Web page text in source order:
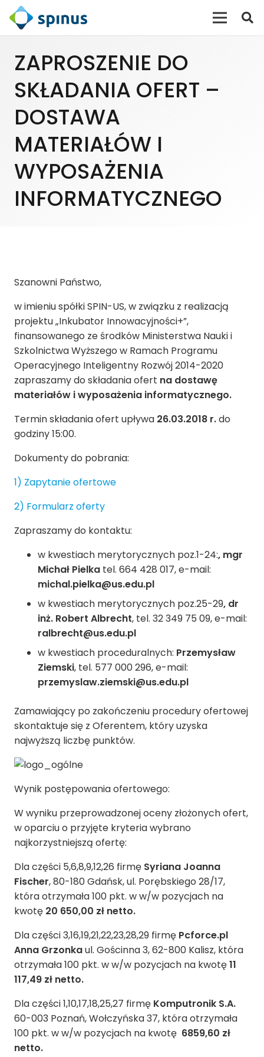
ZAPROSZENIE DO
SKŁADANIA OFERT –
DOSTAWA
MATERIAŁÓW I
WYPOSAŻENIA
INFORMATYCZNEGO
Szanowni Państwo,
w imieniu spółki SPIN-US, w związku z realizacją
projektu „Inkubator Innowacyjności+”,
finansowanego ze środków Ministerstwa Nauki i
Szkolnictwa Wyższego w Ramach Programu
Operacyjnego Inteligentny Rozwój 2014-2020
zapraszamy do składania ofert na dostawę
materiałów i wyposażenia informatycznego.
Termin składania ofert upływa 26.03.2018 r.do
godziny 15:00.
Dokumenty do pobrania:
1) Zapytanie ofertowe
2) Formularz oferty
Zapraszamy do kontaktu:
w kwestiach merytorycznych poz.1-24:, mgr
Michał Pielka tel. 664 428 017, e-mail:
michal.pielka@us.edu.pl
w kwestiach merytorycznych poz.25-29, dr
inż. Robert Albrecht, tel. 32 349 75 09, e-mail:
ralbrecht@us.edu.pl
w kwestiach proceduralnych: Przemysław
Ziemski, tel. 577 000 296, e-mail:
przemyslaw.ziemski@us.edu.pl
Zamawiający po zakończeniu procedury ofertowej
skontaktuje się z Oferentem, który uzyska
najwyższą liczbę punktów.
Wynik postępowania ofertowego:
W wyniku przeprowadzonej oceny złożonych ofert,
w oparciu o przyjęte kryteria wybrano
najkorzystniejszą ofertę:
Dla części 5,6,8,9,12,26 firmę Syriana Joanna
Fischer, 80-180 Gdańsk, ul. Porębskiego 28/17,
która otrzymała 100 pkt. w w/w pozycjach na
kwotę 20 650,00 zł netto.
Dla części 3,16,19,21,22,23,28,29 firmę Pcforce.pl
Anna Grzonkaul. Gościnna 3, 62-800 Kalisz, która
otrzymała 100 pkt. w w/w pozycjach na kwotę11
117,49 zł netto.
Dla części 1,10,17,18,25,27 firmę Komputronik S.A.
60-003 Poznań, Wołczyńska 37, która otrzymała
100 pkt. w w/w pozycjach na kwotę 6859,60 zł
netto.